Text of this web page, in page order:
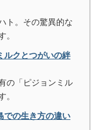
ト。その驚異的な
。
クとつがいの絆
の「ピジョンミル
。
の生き方の違い